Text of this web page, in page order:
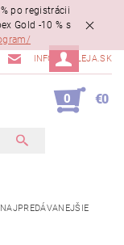
po registrácii
Gold -10 % s
INFO@MALEJA.SK
0 €0
NAJPREDÁVANEJŠIE